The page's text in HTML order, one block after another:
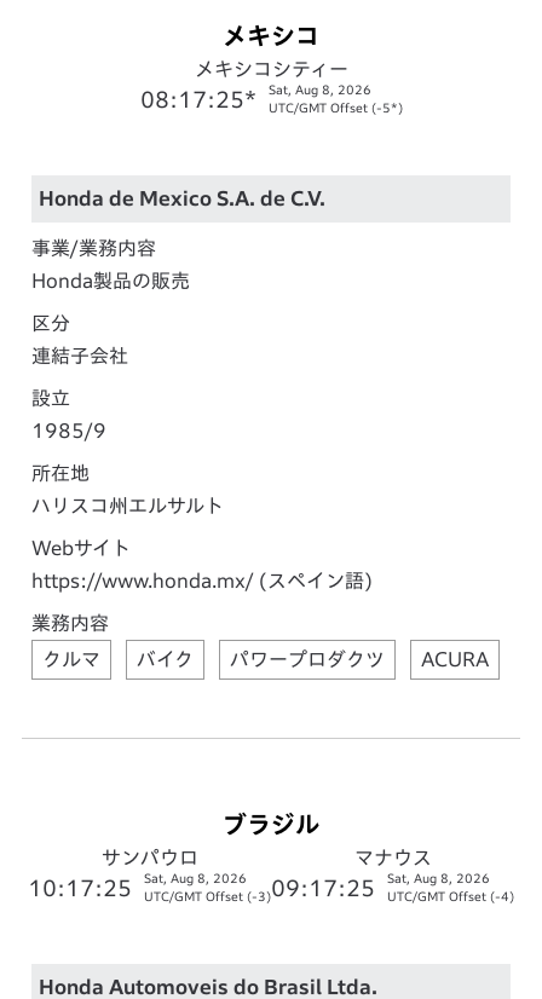
メキシコ
メキシコシティー
08:17:26*
Sat, Aug 8, 2026
UTC/GMT Offset (-5*)
Honda de Mexico S.A. de C.V.
事業/業務内容
Honda製品の販売
区分
連結子会社
設立
1985/9
所在地
ハリスコ州エルサルト
Webサイト
https://www.honda.mx/(スペイン語)
業務内容
クルマ
バイク パワープロダクツ ACURA
ブラジル
サンパウロ
10:17:26
Sat, Aug 8, 2026
UTC/GMT Offset (-3)
マナウス
09:17:26
Sat, Aug 8, 2026
UTC/GMT Offset (-4)
Honda Automoveis do Brasil Ltda.